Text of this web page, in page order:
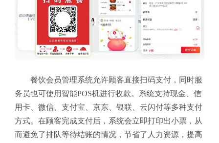
餐饮会员管理系统允许顾客直接扫码支付，同时服
务员也可使用智能POS机进行收款。系统支持现金、信
用卡、微信、支付宝、京东、银联、云闪付等多种支付
方式。在顾客完成支付后，系统会立即打印出小票，从
而避免了排队等待结账的情况，节省了人力资源，提高